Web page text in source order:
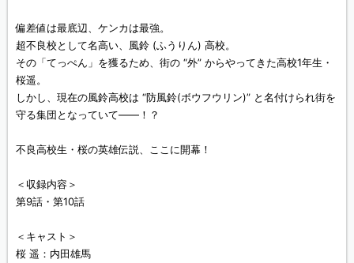
偏差値は最底辺、ケンカは最強。
超不良校として名高い、風鈴 (ふうりん) 高校。
その「てっぺん」を獲るため、街の “外” からやってきた高校1年生・
桜遥。
しかし、現在の風鈴高校は “防風鈴(ボウフウリン)” と名付けられ街を
守る集団となっていて――！？
不良高校生・桜の英雄伝説、ここに開幕！
＜収録内容＞
第9話・第10話
＜キャスト＞
桜 遥：内田雄馬